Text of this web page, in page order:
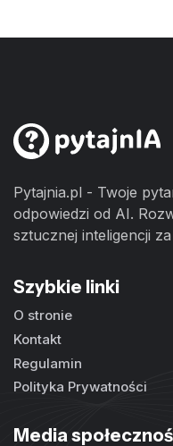
Pytajnia.pl - Twoje
odpowiedzi od AI.
sztucznej inteligencji
Szybkie linki
O stronie
Kontakt
Regulamin
Polityka Prywatności
Media